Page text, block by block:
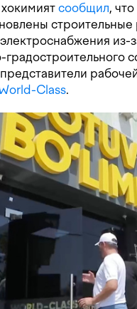
сообщил,
из-
представители
Class.